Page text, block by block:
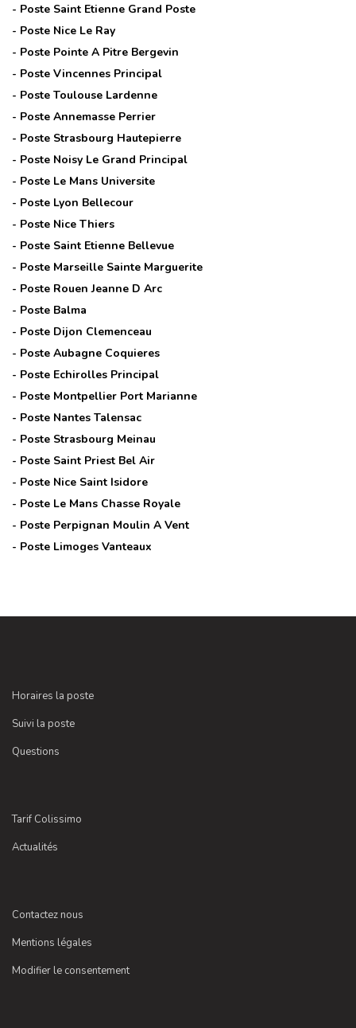
- Poste Saint Etienne Grand Poste
- Poste Nice Le Ray
- Poste Pointe A Pitre Bergevin
- Poste Vincennes Principal
- Poste Toulouse Lardenne
- Poste Annemasse Perrier
- Poste Strasbourg Hautepierre
- Poste Noisy Le Grand Principal
- Poste Le Mans Universite
- Poste Lyon Bellecour
- Poste Nice Thiers
- Poste Saint Etienne Bellevue
- Poste Marseille Sainte Marguerite
- Poste Rouen Jeanne D Arc
- Poste Balma
- Poste Dijon Clemenceau
- Poste Aubagne Coquieres
- Poste Echirolles Principal
- Poste Montpellier Port Marianne
- Poste Nantes Talensac
- Poste Strasbourg Meinau
- Poste Saint Priest Bel Air
- Poste Nice Saint Isidore
- Poste Le Mans Chasse Royale
- Poste Perpignan Moulin A Vent
- Poste Limoges Vanteaux
Horaires la poste
Suivi la poste
Questions
Tarif Colissimo
Actualités
Contactez nous
Mentions légales
Modifier le consentement